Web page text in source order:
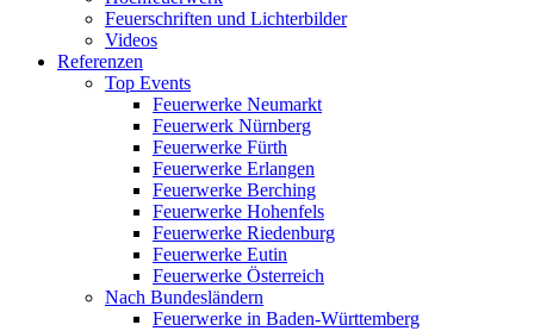
Feuerschriften und Lichterbilder
Videos
Referenzen
Top Events
Feuerwerke Neumarkt
Feuerwerk Nürnberg
Feuerwerke Fürth
Feuerwerke Erlangen
Feuerwerke Berching
Feuerwerke Hohenfels
Feuerwerke Riedenburg
Feuerwerke Eutin
Feuerwerke Österreich
Nach Bundesländern
Feuerwerke in Baden-Württemberg